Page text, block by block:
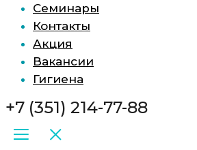
Семинары
Контакты
Акция
Вакансии
Гигиена
+7 (351) 214-77-88